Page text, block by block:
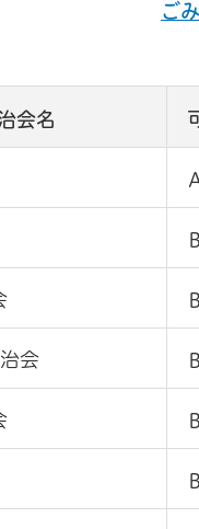
ご
会名
B
B
会 B
B
B